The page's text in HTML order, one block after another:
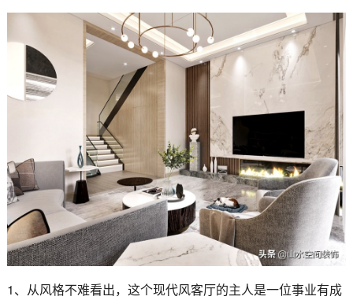
1、从风格不难看出，这个现代风客厅的主人是一位事业有成